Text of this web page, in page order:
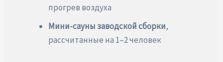
прогрев воздуха
Мини-сауны заводской сборки,
рассчитанные на 1–2 человек